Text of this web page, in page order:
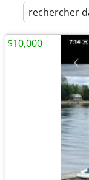
rechercher
$10,000